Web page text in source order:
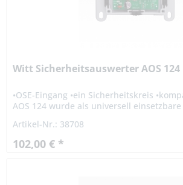
Witt Sicherheitsauswerter AOS 124
•OSE-Eingang •ein Sicherheitskreis
AOS 124 wurde als universell
Schließkantensysteme...
Artikel-Nr.: 38708
102,00 € *